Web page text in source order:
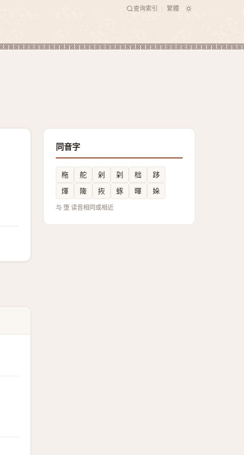
查询索引 繁體
同音字
柂 舵 剁 刴 柮
跢
煇
隓 拻 䖶 暉 㛊
与 堕 读音相同或相近